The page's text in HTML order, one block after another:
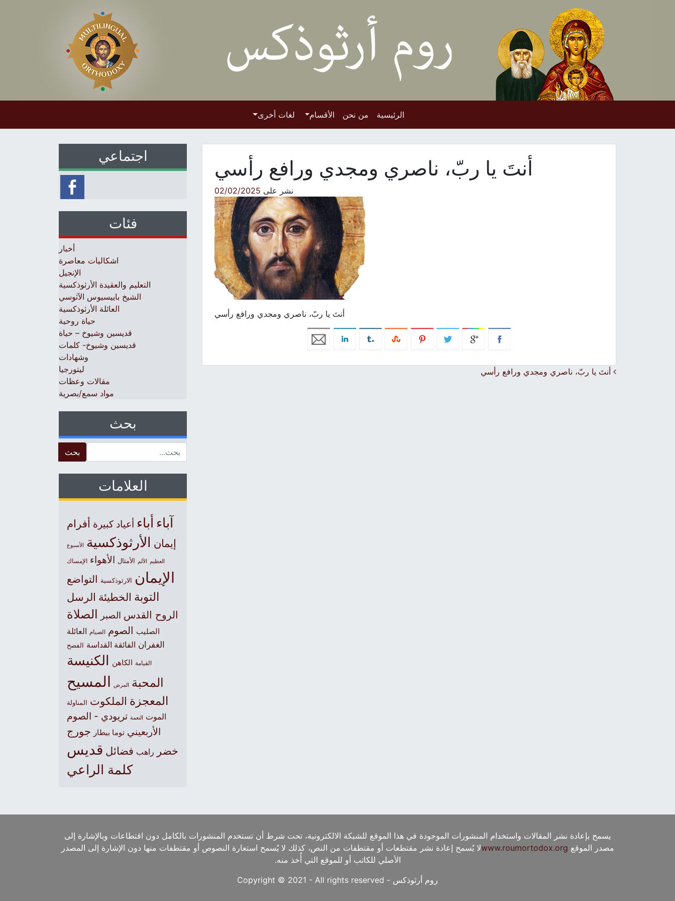
الرئيسية من نحن الأقسام لغات أخرى
أنتَ يا ربّ، ناصري ومجدي ورافع رأسي
نشر على 02/02/2025
أنتَ يا ربّ، ناصري ومجدي ورافع رأسي
Post navigation
أنتَ يا ربّ، ناصري ومجدي ورافع رأسي
اجتماعي
فئات
أخبار
اشكاليات معاصرة
الإنجيل
التعليم والعقيدة الأرثوذكسية
الشيخ باييسيوس الآثوسي
العائلة الأرثوذكسية
حياة روحية
قديسين وشيوخ – حياة
قديسين وشيوخ- كلمات
وشهادات
ليتورجيا
مقالات وعظات
مواد سمع/بصرية
بحث
العلامات
آباء أباء أعياد كبيرة أفرام
إيمان الأرثوذكسية الأسبوع
العظيم الألم الأمثال الأهواء الإمساك
الإيمان الارثوذكسية التواضع
التوبة الخطيئة الرسل
الروح القدس الصبر الصلاة
الصليب الصوم الصيام العائلة
الغفران الفائقة القداسة الفصح
القيامة الكاهن الكنيسة
المحبة المرض المسيح
المعجزة الملكوت المناولة
الموت النعمة تريودي - الصوم
الأربعيني توما بيطار جورج
خضر راهب فضائل قديس
كلمة الراعي
يسمح بإعادة نشر المقالات واستخدام المنشورات الموجودة في هذا الموقع للشبكة الالكترونية، تحت شرط أن تستخدم المنشورات بالكامل دون اقتطاعات وبالإشارة إلى
مصدر الموقع www.roumortodox.orgلا يُسمح إعادة نشر مقتطعات أو مقتطفات من النص، كذلك لا يُسمح استعارة النصوص أو مقتطفات منها دون الإشارة إلى المصدر
الأصلي للكاتب أو للموقع التي أُخذ منه.
روم أرثوذكس - Copyright © 2021 - All rights reserved